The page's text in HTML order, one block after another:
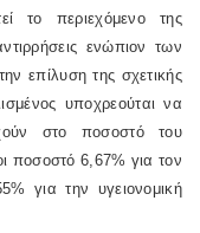
το περιεχόμενο της
ενώπιον των
επίλυση της σχετικής
υποχρεούται να
στο ποσοστό του
ποσοστό 6,67% για τον
για την υγειονομική